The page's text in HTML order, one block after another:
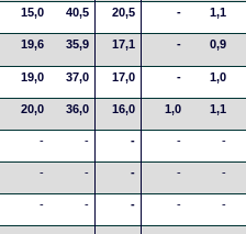
15,0 40,5 20,5 - 1,1
19,6 35,9 17,1 - 0,9
19,0 37,0 17,0 - 1,0
20,0 36,0 16,0 1,0 1,1
- - - - -
- - - - -
- - - - -